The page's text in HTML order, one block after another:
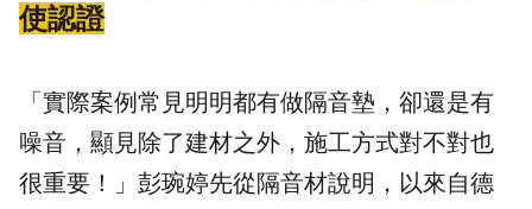
使認證
「實際案例常見明明都有做隔音墊，卻還是有
噪音，顯見除了建材之外，施工方式對不對也
很重要！」彭琬婷先從隔音材說明，以來自德